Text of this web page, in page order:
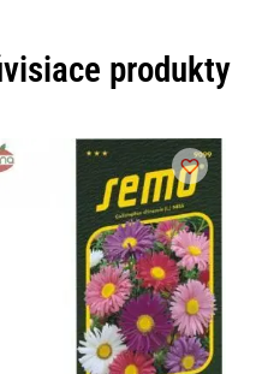
produkty